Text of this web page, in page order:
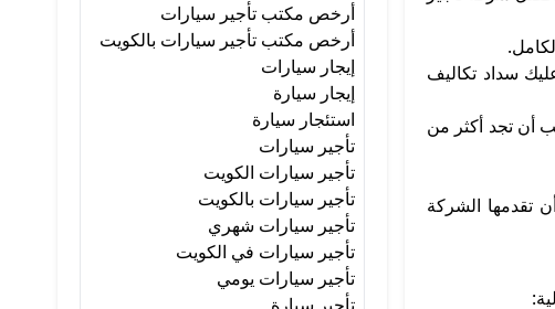
سداد تكاليف
أن تجد أكثر من
تقدمها الشركة
أرخص مكتب تأجير سيارات
أرخص مكتب تأجير سيارات بالكويت
إيجار سيارات
إيجار سيارة
استئجار سيارة
تأجير سيارات
تأجير سيارات الكويت
تأجير سيارات بالكويت
تأجير سيارات شهري
تأجير سيارات في الكويت
تأجير سيارات يومي